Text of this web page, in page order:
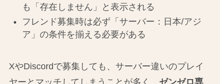
も「存在しません」と表示される
フレンド募集時は必ず「サーバー：日本/アジ
ア」の条件を揃える必要がある
XやDiscordで募集しても、サーバー違いのプレイ